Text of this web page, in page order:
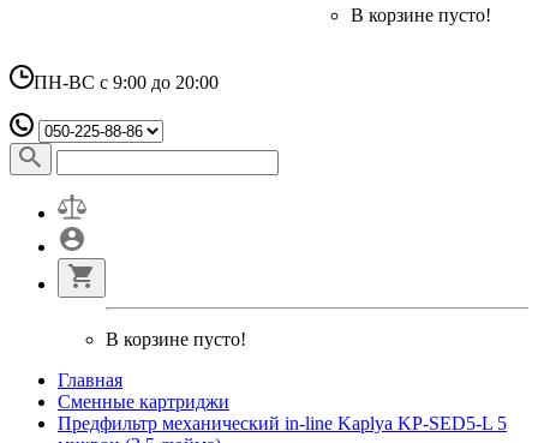
В корзине пусто!
ПН-ВС с 9:00 до 20:00
В корзине пусто!
Главная
Сменные картриджи
Предфильтр механический in-line Kaplya KP-SED5-L 5